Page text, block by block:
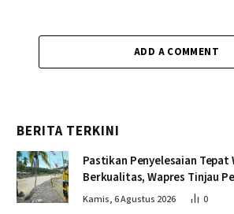
ADD A COMMENT
BERITA TERKINI
Pastikan Penyelesaian Tepat
Berkualitas, Wapres Tinjau
Jembatan Lumut
Kamis, 6 Agustus 2026 0